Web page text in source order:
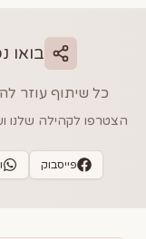
בואו
כל שיתוף עוזר
הצטרפו לקהילה שלנו
פייסבוק